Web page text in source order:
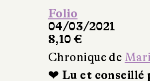
Folio
04/03/2021
8,10 €
Chronique de
❤ Lu et conseillé